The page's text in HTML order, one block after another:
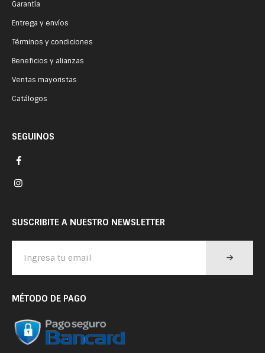
Garantía
Entrega y envíos
Términos y condiciones
Beneficios y alianzas
Ventas mayoristas
Catálogos
SEGUINOS
SUSCRIBITE A NUESTRO NEWSLETTER
MÉTODO DE PAGO